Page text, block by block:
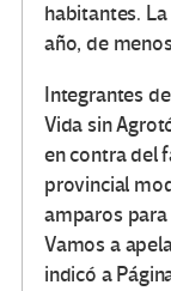
habitantes.
año, de
Integrantes
Vida sin
en contra del
provincial
amparos
Vamos a
indicó a